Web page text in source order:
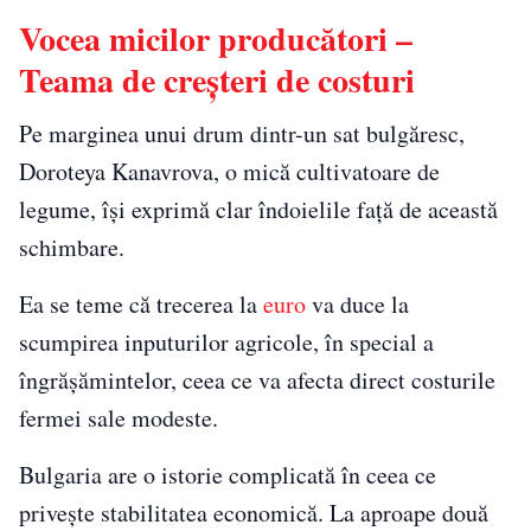
Vocea micilor producători –
Teama de creșteri de costuri
Pe marginea unui drum dintr-un sat bulgăresc,
Doroteya Kanavrova, o mică cultivatoare de
legume, își exprimă clar îndoielile față de această
schimbare.
Ea se teme că trecerea laeurova duce la
scumpirea inputurilor agricole, în special a
îngrășămintelor, ceea ce va afecta direct costurile
fermei sale modeste.
Bulgaria are o istorie complicată în ceea ce
privește stabilitatea economică. La aproape două